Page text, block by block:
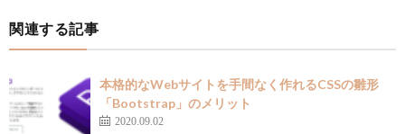
関連する記事
本格的なWebサイトを手間なく作れるCSSの雛形
「Bootstrap」のメリット
2020.09.02